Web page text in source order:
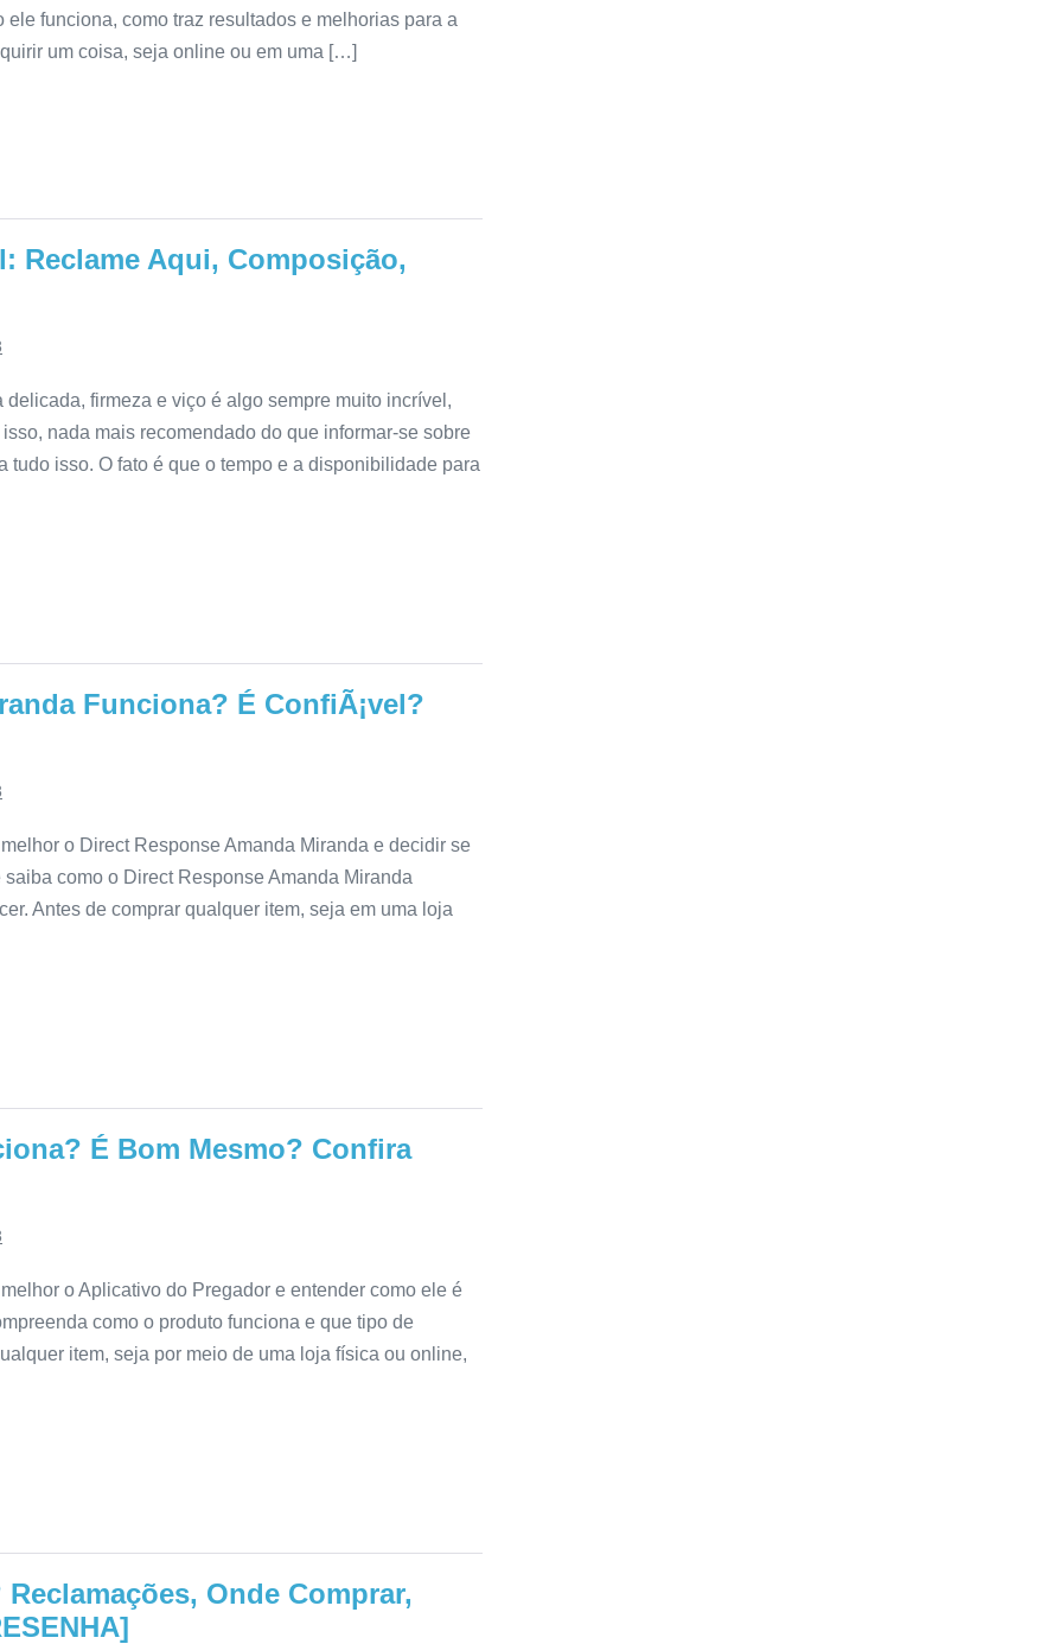
funciona, como traz resultados e melhorias para a
um coisa, seja online ou em uma […]
Reclame Aqui, Composição,
firmeza e viço é algo sempre muito incrível,
nada mais recomendado do que informar-se sobre
isso. O fato é que o tempo e a disponibilidade para
Funciona? É ConfiÃ¡vel?
o Direct Response Amanda Miranda e decidir se
como o Direct Response Amanda Miranda
Antes de comprar qualquer item, seja em uma loja
É Bom Mesmo? Confira
o Aplicativo do Pregador e entender como ele é
como o produto funciona e que tipo de
item, seja por meio de uma loja física ou online,
Onde Comprar,